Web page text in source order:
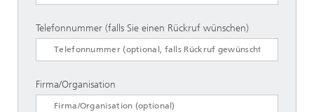
Telefonnummer (falls Sie einen Rückruf wünschen)
Firma/Organisation